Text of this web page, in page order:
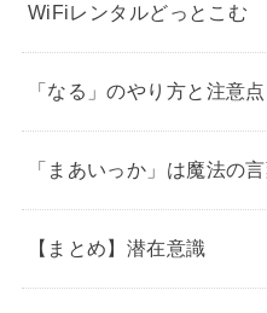
WiFiレンタルどっとこむ
「なる」のやり方と注意点
「まあいっか」は魔法の
【まとめ】潜在意識